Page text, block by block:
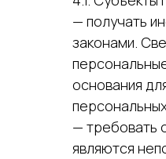
— получать
законами.
основания
— требовать
являются